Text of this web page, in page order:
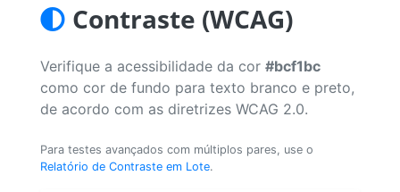
Contraste (WCAG)
Verifique a acessibilidade da cor #bcf1bc
como cor de fundo para texto branco e preto,
de acordo com as diretrizes WCAG 2.0.
Para testes avançados com múltiplos pares, use o
Relatório de Contraste em Lote.